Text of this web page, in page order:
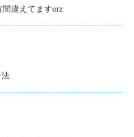
間違えてますorz